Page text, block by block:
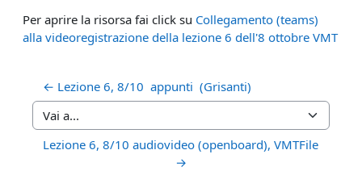
Aggregazione dei criteri
Per aprire la risorsa fai click su Collegamento (teams)
alla videoregistrazione della lezione 6 dell'8 ottobre VMT
← Lezione 6, 8/10  appunti  (Grisanti)
Vai a...
Lezione 6, 8/10 audiovideo (openboard), VMTFile
→